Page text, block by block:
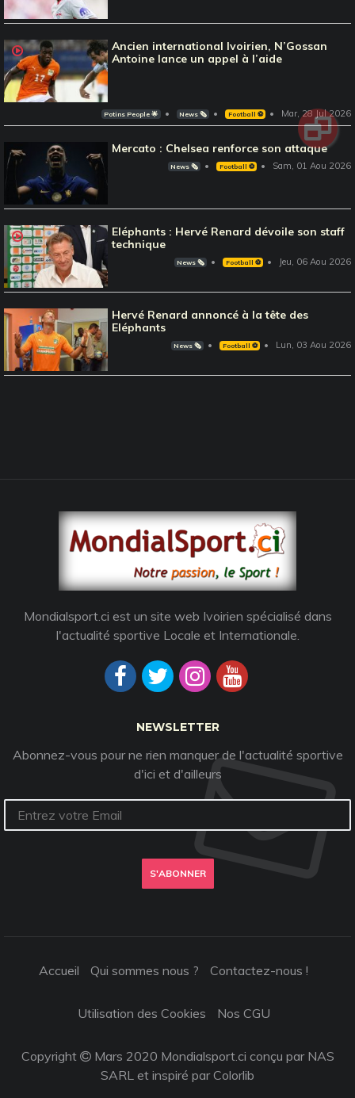
Ancien international Ivoirien, N’Gossan
Antoine lance un appel à l’aide
Potins People 🌟 News 🗞️ Football ⚽️ Mar, 28 Jul 2026
Mercato : Chelsea renforce son attaque
News 🗞️ Football ⚽️ Sam, 01 Aou 2026
Eléphants : Hervé Renard dévoile son staff
technique
News 🗞️ Football ⚽️ Jeu, 06 Aou 2026
Hervé Renard annoncé à la tête des
Eléphants
News 🗞️ Football ⚽️ Lun, 03 Aou 2026
Mondialsport.ci est un site web Ivoirien spécialisé dans
l'actualité sportive Locale et Internationale.
NEWSLETTER
Abonnez-vous pour ne rien manquer de l'actualité sportive
d'ici et d'ailleurs
S'ABONNER
Accueil Qui sommes nous ? Contactez-nous !
Utilisation des Cookies Nos CGU
Copyright
Mars 2020 Mondialsport.ci conçu par NAS
SARL et inspiré parColorlib